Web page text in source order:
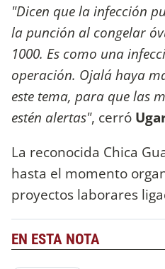
"Dicen que la infección
la punción al congelar
1000. Es como una
operación. Ojalá haya
este tema, para que las
estén alertas", cerró
La reconocida Chica
hasta el momento
proyectos laborares
EN ESTA NOTA